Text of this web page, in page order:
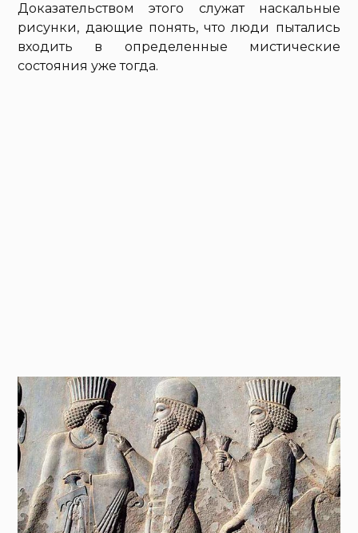
Доказательством этого служат наскальные
рисунки, дающие понять, что люди пытались
входить в определенные мистические
состояния уже тогда.